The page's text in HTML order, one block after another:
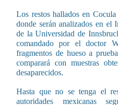
Los restos hallados en
donde serán analizados en el
de la Universidad de
comandado por el doctor
fragmentos de hueso a
comparará con muestras
desaparecidos.
Hasta que no se tenga el
autoridades mexicanas